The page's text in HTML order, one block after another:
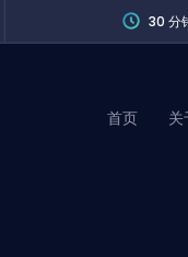
30 分
首页 关